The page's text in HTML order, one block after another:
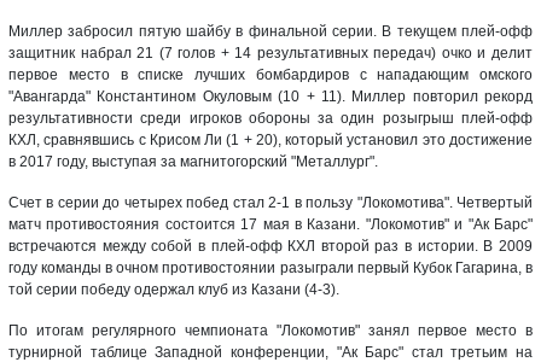
Миллер забросил пятую шайбу в финальной серии. В текущем плей-офф
защитник набрал 21 (7 голов + 14 результативных передач) очко и делит
первое место в списке лучших бомбардиров с нападающим омского
"Авангарда" Константином Окуловым (10 + 11). Миллер повторил рекорд
результативности среди игроков обороны за один розыгрыш плей-офф
КХЛ, сравнявшись с Крисом Ли (1 + 20), который установил это достижение
в 2017 году, выступая за магнитогорский "Металлург".
Счет в серии до четырех побед стал 2-1 в пользу "Локомотива". Четвертый
матч противостояния состоится 17 мая в Казани. "Локомотив" и "Ак Барс"
встречаются между собой в плей-офф КХЛ второй раз в истории. В 2009
году команды в очном противостоянии разыграли первый Кубок Гагарина, в
той серии победу одержал клуб из Казани (4-3).
По итогам регулярного чемпионата "Локомотив" занял первое место в
турнирной таблице Западной конференции, "Ак Барс" стал третьим на